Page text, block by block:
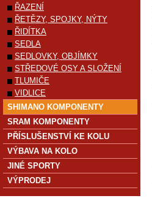
ŘAZENÍ
ŘETĚZY, SPOJKY, NÝTY
ŘIDÍTKA
SEDLA
SEDLOVKY, OBJÍMKY
STŘEDOVÉ OSY A SLOŽENÍ
TLUMIČE
VIDLICE
SHIMANO KOMPONENTY
SRAM KOMPONENTY
PŘÍSLUŠENSTVÍ KE KOLU
VÝBAVA NA KOLO
JINÉ SPORTY
VÝPRODEJ